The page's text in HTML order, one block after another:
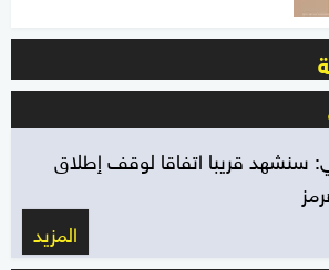
سنشهد قريبا اتفاقا لوقف إطلاق
المزيد